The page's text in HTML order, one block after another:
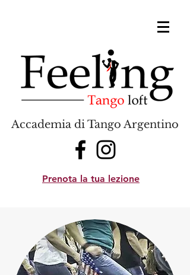
Accademia di Tango Argentino
Prenota la tua lezione